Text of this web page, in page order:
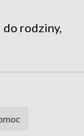
rodziny,